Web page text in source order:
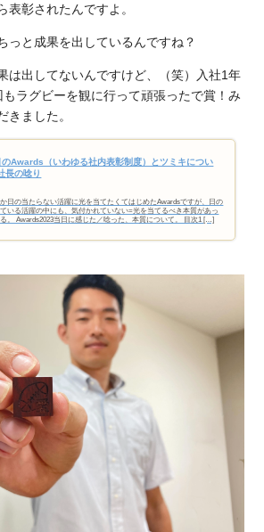
表彰されたんですよ。
っと成果を出しているんですね？
は出してないんですけど、（笑）入社1年
ラグビーを観に行って頑張ったで賞！み
きました。
のAwards（いわゆる社内表彰制度）とツミキについ
長の唸り
日の当たらない活躍に光を当てたくてはじめたAwardsですが、日の
いる活躍の中にも、気付かれていない=光を当てるべき本質があっ
たりする。 Awards2023当日に感じた／唸った、本質について。 目次1 […]